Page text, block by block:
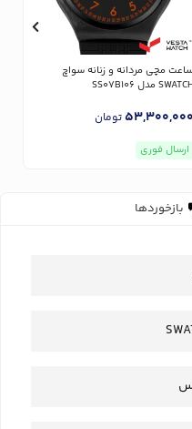
مچی مردانه و زنانه سواچ
SWATCH مدل SS07B106
53,300,000تومان
ارسال فوری
بازخوردها